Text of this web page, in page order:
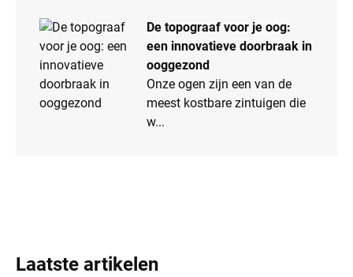
De topograaf voor je oog:
een innovatieve doorbraak in
ooggezond
Onze ogen zijn een van de
meest kostbare zintuigen die
w...
Laatste artikelen